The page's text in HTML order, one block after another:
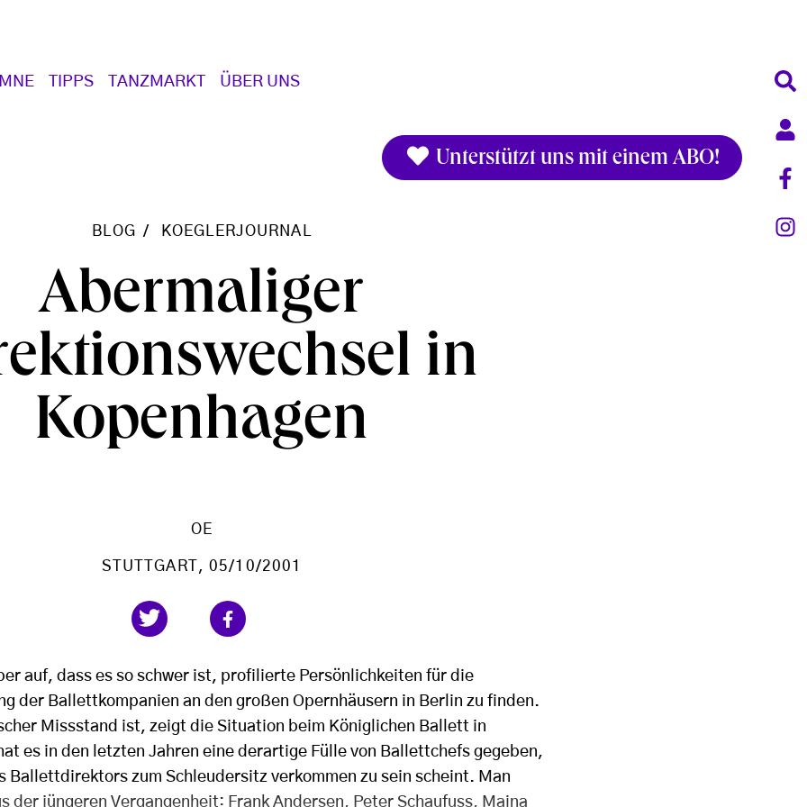
TIPPS TANZMARKT ÜBER UNS
Unterstützt uns mit einem ABO!
BLOG KOEGLERJOURNAL
Abermaliger
in
Kopenhagen
OE
STUTTGART , 05/10/2001
auf, dass es so schwer ist, profilierte Persönlichkeiten für die
der Ballettkompanien an den großen Opernhäusern in Berlin zu finden.
Missstand ist, zeigt die Situation beim Königlichen Ballett in
es in den letzten Jahren eine derartige Fülle von Ballettchefs gegeben,
Ballettdirektors zum Schleudersitz verkommen zu sein scheint. Man
der jüngeren Vergangenheit: Frank Andersen, Peter Schaufuss, Maina